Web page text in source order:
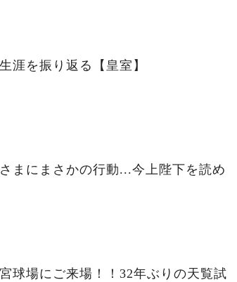
涯を振り返る【皇室】
まにまさかの行動...今上陛下を読め
球場にご来場！！32年ぶりの天覧試